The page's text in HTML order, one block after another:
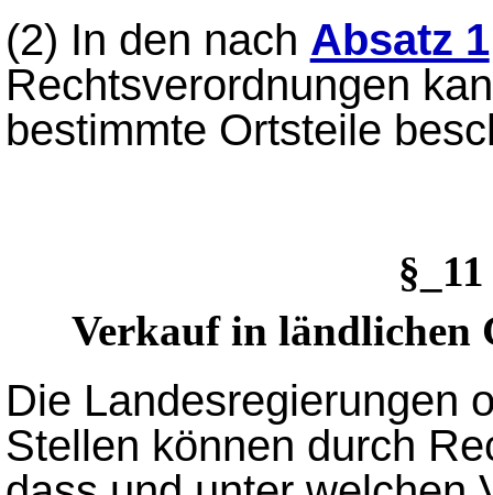
(2) In den nach Absatz 1
Rechtsverordnungen
bestimmte Ortsteile
Verkauf in ländlichen
Die Landesregierungen
Stellen können durch